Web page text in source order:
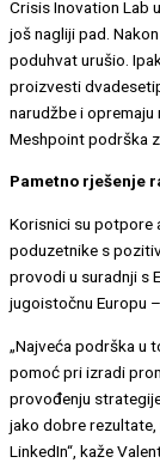
Crisis Inovation Lab
još nagliji pad.
poduhvat urušio.
proizvesti
narudžbe i opremaju
Meshpoint podrška
Pametno rješenje
Korisnici su potpore
poduzetnike s
provodi u suradnji s
jugoistočnu Europu –
„Najveća podrška u
pomoć pri izradi
provođenju
jako dobre
LinkedIn“, kaže